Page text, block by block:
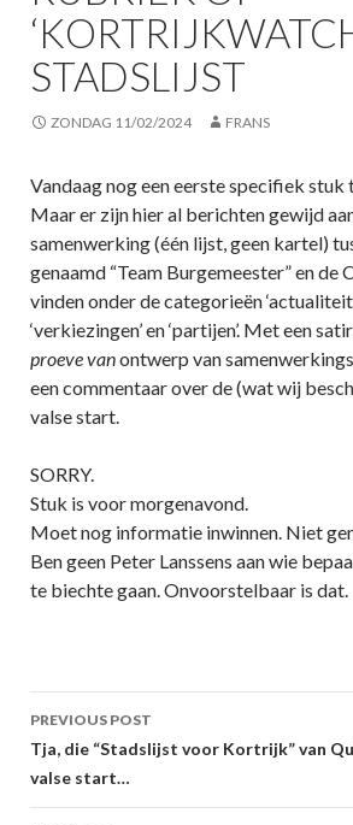
STADSLIJST
ZONDAG 11/02/2024 FRANS
Vandaag nog een eerste specifiek stuk
Maar er zijn hier al berichten gewijd
samenwerking (één lijst, geen kartel)
genaamd “Team Burgemeester” en de
vinden onder de categorieën
‘verkiezingen’ en ‘partijen’. Met een
proeve vanontwerp van
een commentaar over de (wat wij
valse start.
SORRY.
Stuk is voor morgenavond.
Moet nog informatie inwinnen. Niet
Ben geen Peter Lanssens aan wie
te biechte gaan. Onvoorstelbaar is dat.
Post
navigation
PREVIOUS POST
Tja, die “Stadslijst voor Kortrijk” van
valse start…